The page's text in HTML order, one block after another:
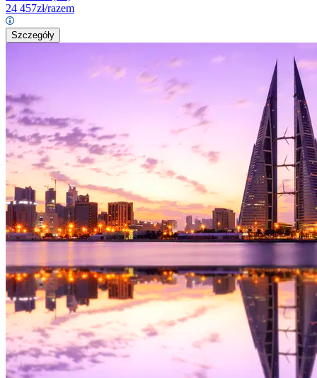
24 457zł/razem
Szczegóły